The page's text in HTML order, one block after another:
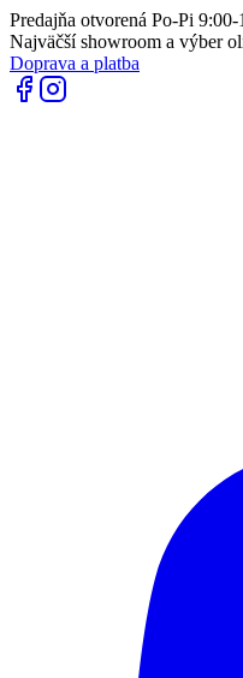
Predajňa otvorená Po-Pi
Najväčší showroom a výber
Doprava a platba